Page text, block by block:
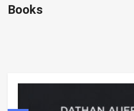
Books